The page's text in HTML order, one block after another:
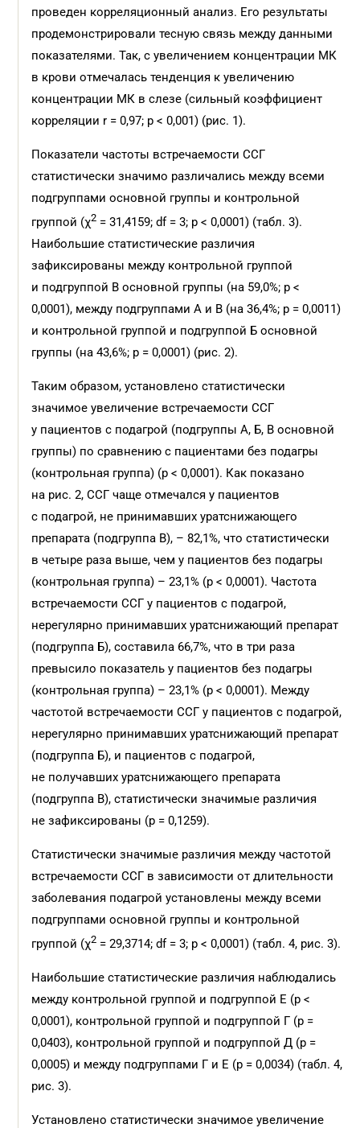
проведен корреляционный анализ. Его результаты
продемонстрировали тесную связь между данными
показателями. Так, с увеличением концентрации МК
в крови отмечалась тенденция к увеличению
концентрации МК в слезе (сильный коэффициент
корреляции r = 0,97; p < 0,001) (рис. 1).
Показатели частоты встречаемости ССГ
статистически значимо различались между всеми
подгруппами основной группы и контрольной
группой (χ2 = 31,4159; df = 3; p < 0,0001) (табл. 3).
Наибольшие статистические различия
зафиксированы между контрольной группой
и подгруппой В основной группы (на 59,0%; p <
0,0001), между подгруппами А и В (на 36,4%; p = 0,0011)
и контрольной группой и подгруппой Б основной
группы (на 43,6%; p = 0,0001) (рис. 2).
Таким образом, установлено статистически
значимое увеличение встречаемости ССГ
у пациентов с подагрой (подгруппы А, Б, В основной
группы) по сравнению с пациентами без подагры
(контрольная группа) (p < 0,0001). Как показано
на рис. 2, ССГ чаще отмечался у пациентов
с подагрой, не принимавших уратснижающего
препарата (подгруппа В), – 82,1%, что статистически
в четыре раза выше, чем у пациентов без подагры
(контрольная группа) – 23,1% (p < 0,0001). Частота
встречаемости ССГ у пациентов с подагрой,
нерегулярно принимавших уратснижающий препарат
(подгруппа Б), составила 66,7%, что в три раза
превысило показатель у пациентов без подагры
(контрольная группа) – 23,1% (p < 0,0001). Между
частотой встречаемости ССГ у пациентов с подагрой,
нерегулярно принимавших уратснижающий препарат
(подгруппа Б), и пациентов с подагрой,
не получавших уратснижающего препарата
(подгруппа В), статистически значимые различия
не зафиксированы (р = 0,1259).
Статистически значимые различия между частотой
встречаемости ССГ в зависимости от длительности
заболевания подагрой установлены между всеми
подгруппами основной группы и контрольной
группой (χ2 = 29,3714; df = 3; p < 0,0001) (табл. 4, рис. 3).
Наибольшие статистические различия наблюдались
между контрольной группой и подгруппой Е (p <
0,0001), контрольной группой и подгруппой Г (p =
0,0403), контрольной группой и подгруппой Д (p =
0,0005) и между подгруппами Г и Е (p = 0,0034) (табл. 4,
рис. 3).
Установлено статистически значимое увеличение